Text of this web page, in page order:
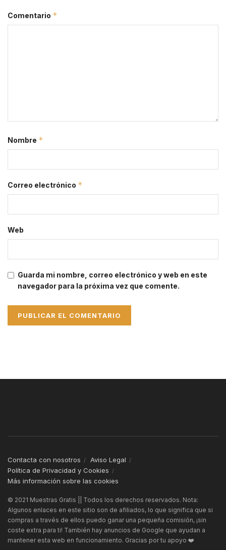
Comentario *
Nombre *
Correo electrónico *
Web
Guarda mi nombre, correo electrónico y web en este
navegador para la próxima vez que comente.
Contacta con nosotros
Aviso Legal
Política de Privacidad y Cookies
Más información sobre las cookies
© 2021 Muestras Gratis || Todos los derechos reservados. Nota:
Algunos enlaces en este sitio son de afiliados, lo que significa que si
compras a través de ellos puedo ganar una pequeña comisión, ¡sin
coste extra para ti! También hay anuncios de Google que ayudan a
mantener esta web en funcionamiento. Gracias por tu apoyo ❤️